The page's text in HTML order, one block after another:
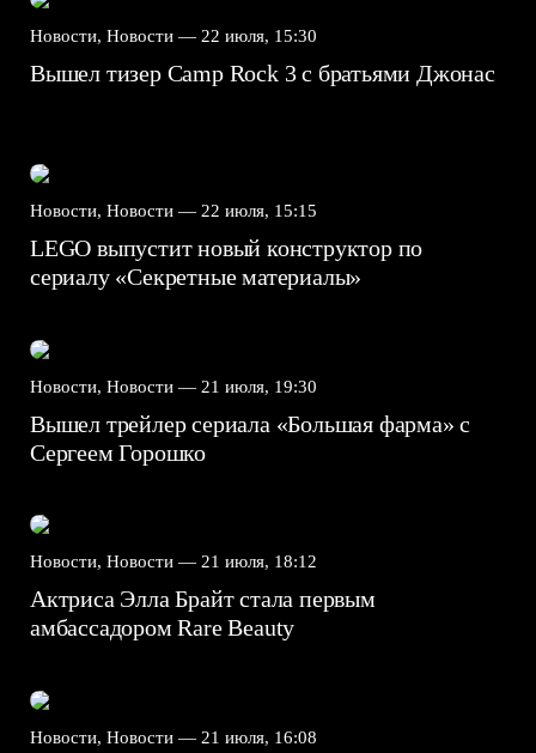
Новости, Новости — 22 июля, 15:30
Вышел тизер Camp Rock 3 с братьями Джонас
Новости, Новости — 22 июля, 15:15
LEGO выпустит новый конструктор по
сериалу «Секретные материалы»
Новости, Новости — 21 июля, 19:30
Вышел трейлер сериала «Большая фарма» с
Сергеем Горошко
Новости, Новости — 21 июля, 18:12
Актриса Элла Брайт стала первым
амбассадором Rare Beauty
Новости, Новости — 21 июля, 16:08